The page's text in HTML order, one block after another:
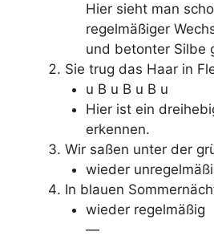
Hier sieht man
regelmäßiger
und betonter Silbe
Sie trug das Haar in
u B u B u B u
Hier ist ein
erkennen.
Wir saßen unter der
wieder
In blauen
wieder regelmäßig
—